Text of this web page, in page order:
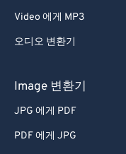
Video 에게 MP3
오디오 변환기
Image 변환기
JPG 에게 PDF
PDF 에게 JPG